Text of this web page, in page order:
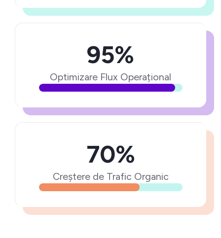
95%
Optimizare Flux Operațional
70%
Creștere de Trafic Organic